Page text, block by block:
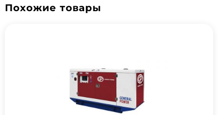
Похожие товары